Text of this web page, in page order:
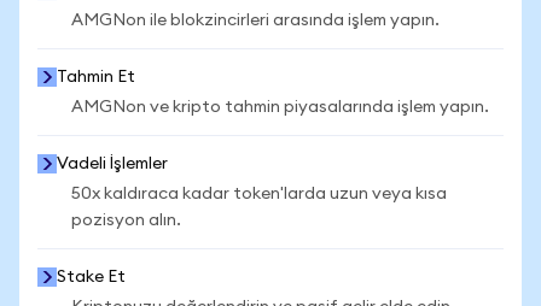
AMGNon ile blokzincirleri arasında işlem yapın.
Tahmin Et
AMGNon ve kripto tahmin piyasalarında işlem yapın.
Vadeli İşlemler
50x kaldıraca kadar token'larda uzun veya kısa
pozisyon alın.
Stake Et